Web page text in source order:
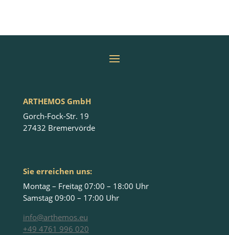
ARTHEMOS GmbH
Gorch-Fock-Str. 19
27432 Bremervörde
Sie erreichen uns:
Montag – Freitag 07:00 – 18:00 Uhr
Samstag 09:00 – 17:00 Uhr
info@arthemos.eu
+49 4761 996 020